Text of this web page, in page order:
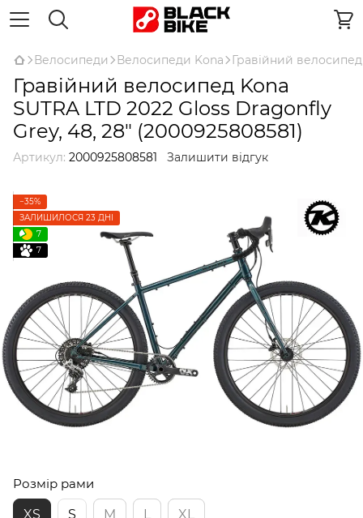
Велосипеди Велосипеди Kona Гравійний
Гравійний велосипед Kona
SUTRA LTD 2022 Gloss Dragonfly
Grey, 48, 28" (2000925808581)
Артикул: 2000925808581 Залишити відгук
−35%
ЗАЛИШИЛОСЯ 23 ДНІ
7
7
Розмір рами
XS
S M L XL